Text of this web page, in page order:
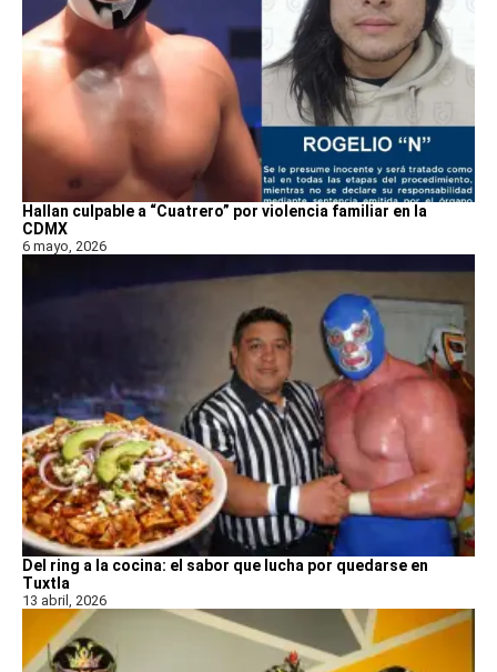
Hallan culpable a “Cuatrero” por violencia familiar en la
CDMX
6 mayo, 2026
Del ring a la cocina: el sabor que lucha por quedarse en
Tuxtla
13 abril, 2026